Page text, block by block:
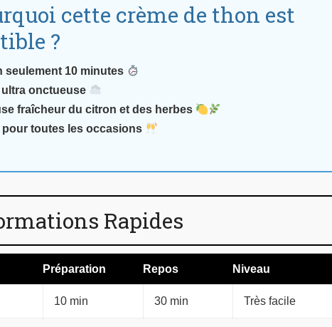
cette crème de thon est
?
seulement 10 minutes
onctueuse
fraîcheur du citron et des herbes
pour toutes les occasions
Rapides
Préparation Repos Niveau
10 min 30 min Très facile